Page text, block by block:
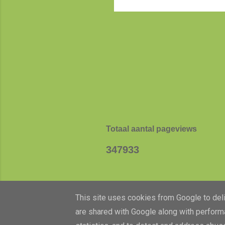
Totaal aantal pageviews
347933
This site uses cookies from Google to
are shared with Google along with